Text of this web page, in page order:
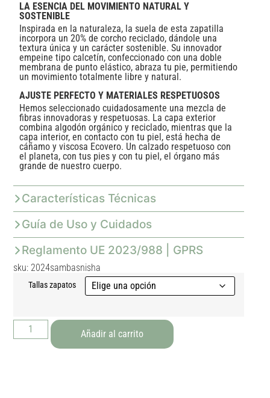
LA ESENCIA DEL MOVIMIENTO NATURAL Y
SOSTENIBLE
Inspirada en la naturaleza, la suela de esta zapatilla
incorpora un 20% de corcho reciclado, dándole una
textura única y un carácter sostenible. Su innovador
empeine tipo calcetín, confeccionado con una doble
membrana de punto elástico, abraza tu pie, permitiendo
un movimiento totalmente libre y natural.
AJUSTE PERFECTO Y MATERIALES RESPETUOSOS
Hemos seleccionado cuidadosamente una mezcla de
fibras innovadoras y respetuosas. La capa exterior
combina algodón orgánico y reciclado, mientras que la
capa interior, en contacto con tu piel, está hecha de
cáñamo y viscosa Ecovero. Un calzado respetuoso con
el planeta, con tus pies y con tu piel, el órgano más
grande de nuestro cuerpo.
Características Técnicas
Guía de Uso y Cuidados
Reglamento UE 2023/988 | GPRS
sku: 2024sambasnisha
Tallas zapatos
Añadir al carrito